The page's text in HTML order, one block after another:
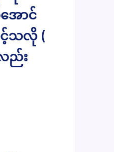
ောင်
သလို (
ည်း